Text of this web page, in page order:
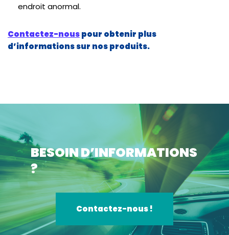
endroit anormal.
Contactez-nouspour obtenir plus
d’informations sur nos produits.
BESOIN D’INFORMATIONS
?
Contactez-nous !